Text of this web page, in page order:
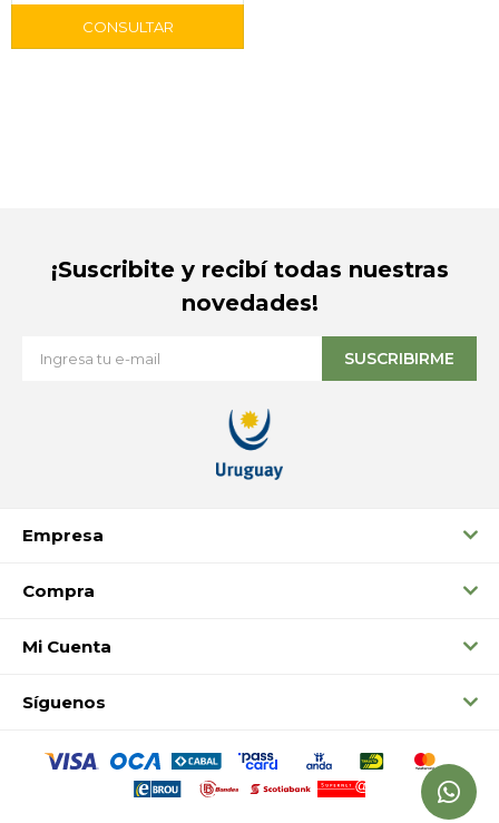
Empresa
Compra
Mi Cuenta
Síguenos
¡Suscribite y recibí todas nuestras
novedades!
SUSCRIBIRME